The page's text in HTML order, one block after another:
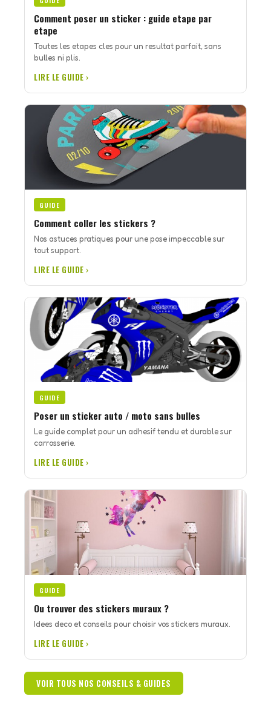
Comment poser un sticker : guide etape par
etape
Toutes les etapes cles pour un resultat parfait, sans
bulles ni plis.
LIRE LE GUIDE ›
GUIDE
Comment coller les stickers ?
Nos astuces pratiques pour une pose impeccable sur
tout support.
LIRE LE GUIDE ›
GUIDE
Poser un sticker auto / moto sans bulles
Le guide complet pour un adhesif tendu et durable sur
carrosserie.
LIRE LE GUIDE ›
GUIDE
Ou trouver des stickers muraux ?
Idees deco et conseils pour choisir vos stickers muraux.
LIRE LE GUIDE ›
VOIR TOUS NOS CONSEILS & GUIDES